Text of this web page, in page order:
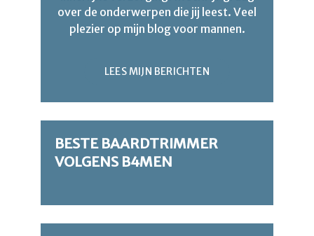
over de onderwerpen die jij leest. Veel
plezier op mijn blog voor mannen.
LEES MIJN BERICHTEN
BESTE BAARDTRIMMER
VOLGENS B4MEN